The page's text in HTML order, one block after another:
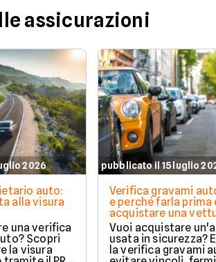
assicurazioni
2026
auto:
alla visura
una verifica
Scopri
la visura
pubblicato il 15 luglio
Verifica gravami
e perché farla prima
acquistare una
Vuoi acquistare
usata in sicurezza?
la verifica gravami